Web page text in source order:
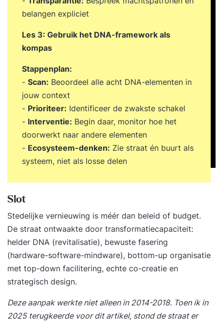
belangen expliciet
Les 3: Gebruik het DNA-framework als
kompas
Stappenplan:
- Scan: Beoordeel alle acht DNA-elementen in
jouw context
- Prioriteer: Identificeer de zwakste schakel
- Interventie: Begin daar, monitor hoe het
doorwerkt naar andere elementen
- Ecosysteem-denken: Zie straat én buurt als
systeem, niet als losse delen
Slot
Stedelijke vernieuwing is méér dan beleid of budget.
De straat ontwaakte door transformatiecapaciteit:
helder DNA (revitalisatie), bewuste fasering
(hardware-software-mindware), bottom-up organisatie
met top-down facilitering, echte co-creatie en
strategisch design.
Deze aanpak werkte niet alleen in 2014-2018. Toen ik in
2025 terugkeerde voor dit artikel, stond de straat er